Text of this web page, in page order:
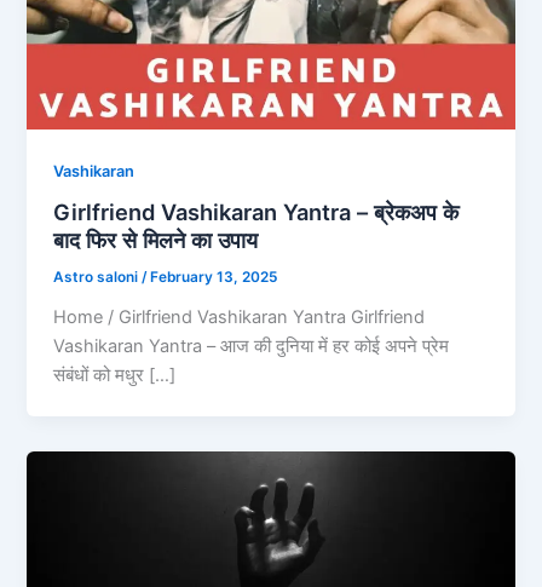
Vashikaran
Girlfriend Vashikaran Yantra – ब्रेकअप के
बाद फिर से मिलने का उपाय
Astro saloni/ February 13, 2025
Home / Girlfriend Vashikaran Yantra Girlfriend
Vashikaran Yantra – आज की दुनिया में हर कोई अपने प्रेम
संबंधों को मधुर […]